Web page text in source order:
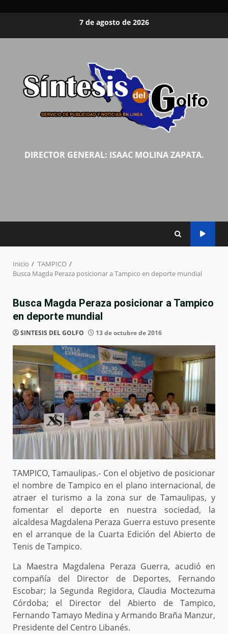
7 de agosto de 2026
DIRECTOR GENERAL: ISAAC MOLINA ZAPATA.
Inicio
TAMPICO
Busca Magda Peraza posicionar a Tampico en deporte mundial
Busca Magda Peraza posicionar a Tampico
en deporte mundial
SINTESIS DEL GOLFO 13 de octubre de 2016
TAMPICO, Tamaulipas.- Con el objetivo de posicionar
el nombre de Tampico en el plano internacional, de
atraer el turismo a la zona sur de Tamaulipas, y
fomentar el deporte en nuestra sociedad, la
alcaldesa Magdalena Peraza Guerra estuvo presente
en el arranque de la Cuarta Edición del Abierto de
Tenis de Tampico.
La Maestra Magdalena Peraza Guerra, acudió en
compañía del Director de Deportes, Fernando
Escobar; la Segunda Regidora, Claudia Moctezuma
Córdoba; el Director del Abierto de Tampico,
Fernando Tamayo Medina y Armando Braña Manzur,
Presidente del Centro Libanés.